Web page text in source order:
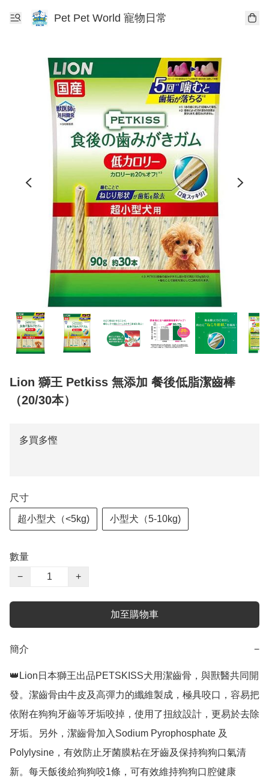
Pet Pet World 寵物日常
Lion 獅王 Petkiss 無添加 餐後低脂潔齒棒
（20/30本）
多買多慳
尺寸
超小型犬（<5kg) 小型犬（5-10kg)
數量
−
+
加至購物車
簡介 −
👑Lion日本獅王出品PETSKISS犬用潔齒骨，與獸醫共同開
發。潔齒骨由牛皮及高彈力的纖維製成，極具咬口，容易把
依附在狗狗牙齒等牙垢咬掉，使用了扭紋設計，更易於去除
牙垢。另外，潔齒骨加入Sodium Pyrophosphate 及
Polylysine，有效防止牙菌膜粘在牙齒及保持狗狗口氣清
新。每天飯後給狗狗咬1條，可有效維持狗狗口腔健康